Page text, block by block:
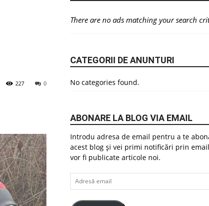
0
227
There are no ads matching your search
CATEGORII DE ANUNTURI
No categories found.
ABONARE LA BLOG VIA EMAIL
Introdu adresa de email pentru a te
acest blog și vei primi notificări prin
vor fi publicate articole noi.
Adresă
email